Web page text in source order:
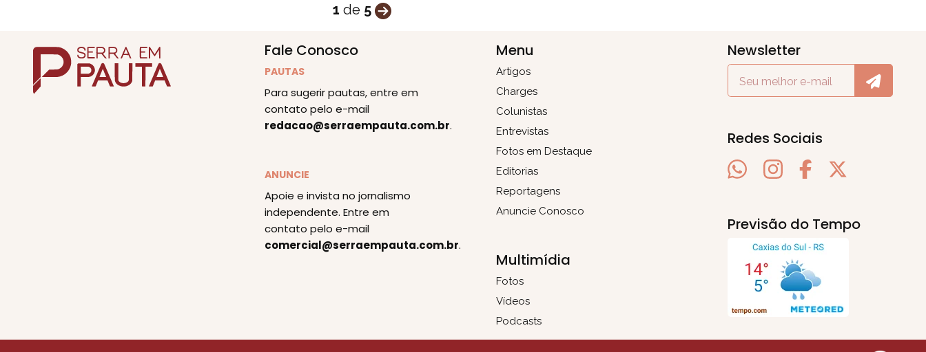
1 de 5
Fale Conosco
PAUTAS
Para sugerir pautas, entre em
contato pelo e-mail
redacao@serraempauta.com.br.
ANUNCIE
Apoie e invista no jornalismo
independente. Entre em
contato pelo e-mail
comercial@serraempauta.com.br.
Menu
Artigos
Charges
Colunistas
Entrevistas
Fotos em Destaque
Editorias
Reportagens
Anuncie Conosco
Multimídia
Fotos
Vídeos
Podcasts
Newsletter
Redes Sociais
Previsão do Tempo